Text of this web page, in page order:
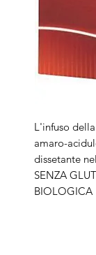
L'infuso
amaro-
dissetante
SENZA
BIOLOGICA